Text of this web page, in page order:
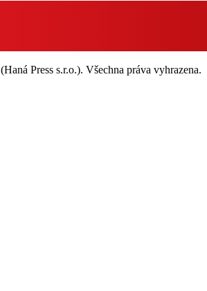
(Haná Press s.r.o.). Všechna práva vyhrazena.